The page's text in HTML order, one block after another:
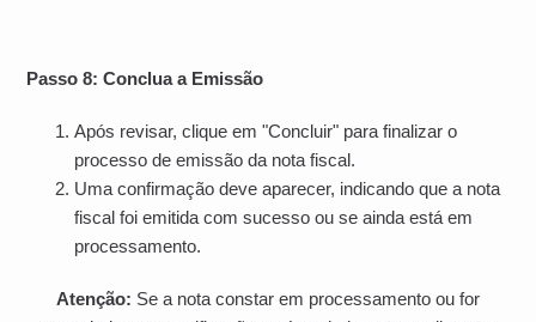
Passo 8: Conclua a Emissão
Após revisar, clique em "Concluir" para finalizar o
processo de emissão da nota fiscal.
Uma confirmação deve aparecer, indicando que a nota
fiscal foi emitida com sucesso ou se ainda está em
processamento.
Atenção: Se a nota constar em processamento ou for